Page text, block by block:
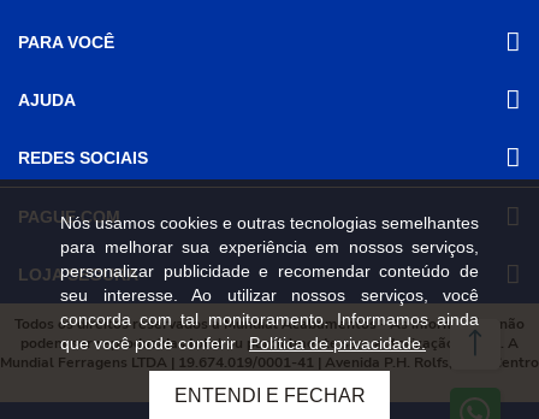
Sábado das 8h às 12h
(31) 3611-8200 Loja Física
Nossas Lojas
Programa de
Relacionamento
Trabalhe Conosco
PARA VOCÊ
Minha conta
Revistas
AJUDA
Dúvidas
Frete e Entrega
Trocas e
Devoluções
Política de
Privacidade e
Segurança
REDES SOCIAIS
PAGUE COM
LOJA SEGURA
Todos os direitos reservados à Mundial Acabamentos - As informações não
podem ser reproduzidas total ou parcialmente sem autorização prévia. A
Mundial Ferragens LTDA | 19.674.019/0001-41 | Avenida P.H. Rolfs, 215 , Centro
Nós usamos cookies e outras tecnologias semelhantes
para melhorar sua experiência em nossos serviços,
personalizar publicidade e recomendar conteúdo de
seu interesse. Ao utilizar nossos serviços, você
concorda com tal monitoramento. Informamos ainda
que você pode conferir Política de privacidade.
ENTENDI E FECHAR